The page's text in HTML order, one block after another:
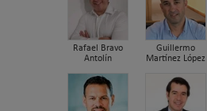
Rafael Bravo
Antolín
Guillermo
Martínez López